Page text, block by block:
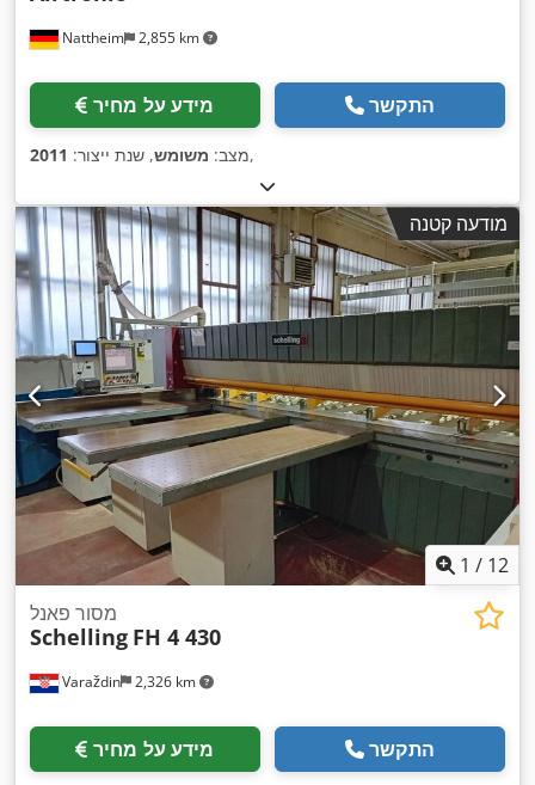
Nattheim 2,855 km
מידע על מחיר התקשר
מצב: משומש, שנת ייצור: 2011 ,
מודעה קטנה
1 / 12
Varaždin 2,326 km
מסור פאנל
Schelling FH 4 430
מידע על מחיר התקשר